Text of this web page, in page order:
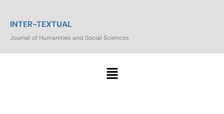
INTER-TEXTUAL
Journal of Humanities and Social Sciences